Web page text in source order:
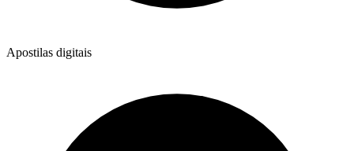
Apostilas digitais